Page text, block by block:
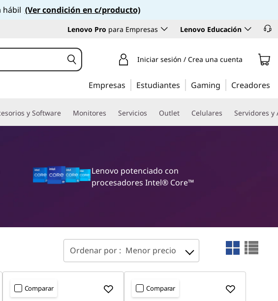
hábil (Ver condición en c/producto)
Lenovo Pro para Empresas Lenovo Educación
Iniciar sesión / Crea una cuenta
Empresas Estudiantes Gaming Creadores
y Software Monitores Servicios Outlet Celulares Servidores y
Lenovo potenciado con
procesadores Intel® Core™
Ordenar por : Menor precio
Comparar Comparar